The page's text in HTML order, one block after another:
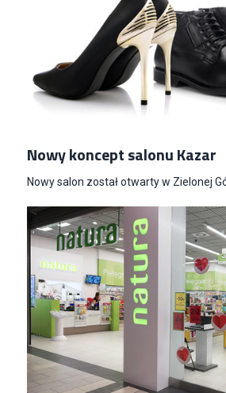
Nowy koncept salonu Kazar
Nowy salon został otwarty w Zielonej